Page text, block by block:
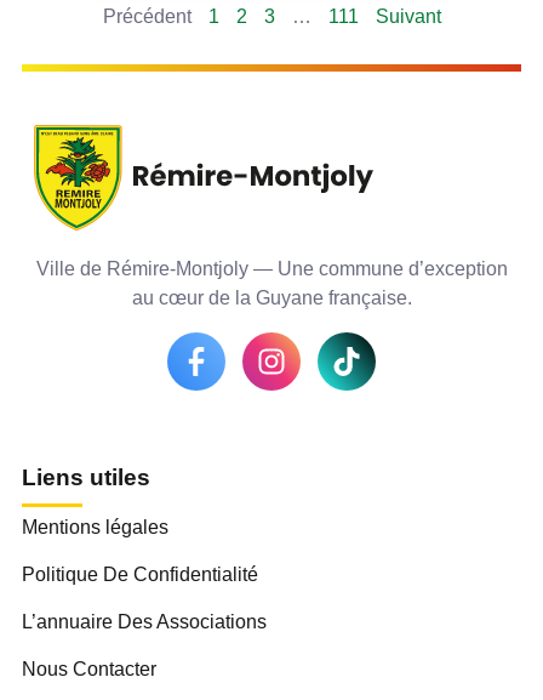
Précédent 1 2 3 … 111 Suivant
Ville de Rémire-Montjoly — Une commune d’exception
au cœur de la Guyane française.
Liens utiles
Mentions légales
Politique De Confidentialité
L’annuaire Des Associations
Nous Contacter